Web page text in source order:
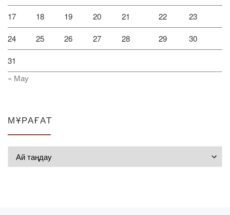
17 18 19 20 21 22 23
24 25 26 27 28 29 30
31
« Мау
МҰРАҒАТ